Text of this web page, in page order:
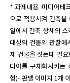
* 과제내용 :미디어테
으로 적용시켜 건축을
일에서 건축 상세의
대상의 건물의 관찰
제 건물을 짓는데 필
디어를 구체화시키는
형)- 판넬 이미지 1개